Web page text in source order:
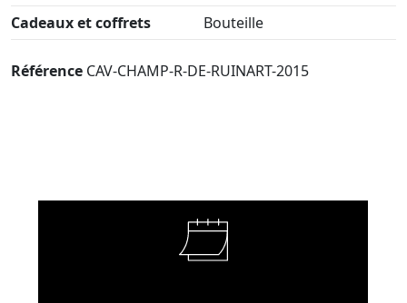
Cadeaux et coffrets
Bouteille
Référence CAV-CHAMP-R-DE-RUINART-2015